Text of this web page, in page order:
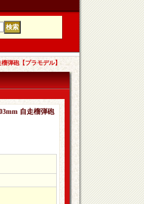
榴弾砲【プラモデル】
自走榴弾砲